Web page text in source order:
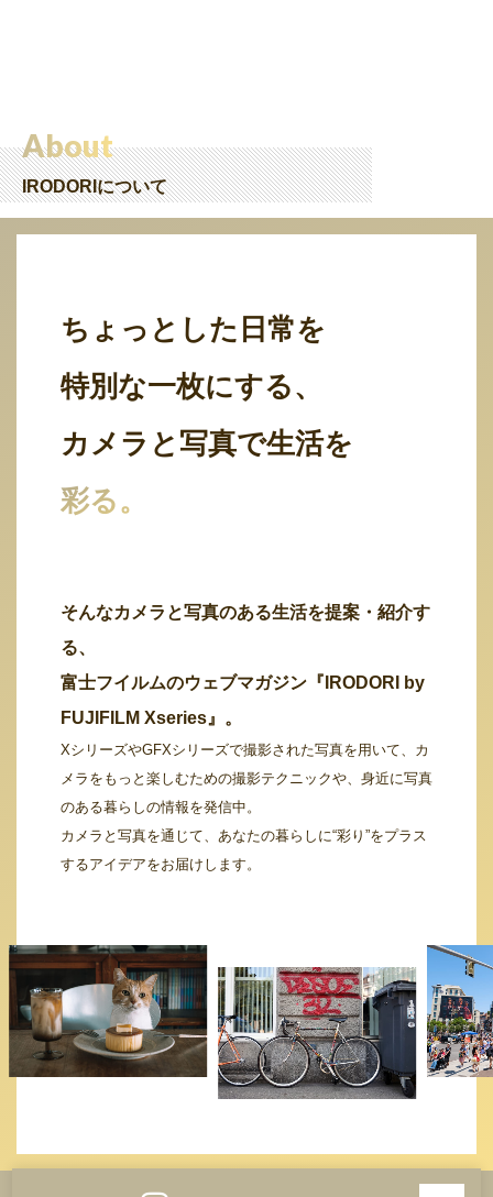
About
IRODORIについて
ちょっとした日常を
特別な一枚にする、
カメラと写真で生活を
彩る。
そんなカメラと写真のある生活を提案・紹介す
る、
富士フイルムのウェブマガジン『IRODORI by
FUJIFILM Xseries』。
XシリーズやGFXシリーズで撮影された写真を用いて、カ
メラをもっと楽しむための撮影テクニックや、身近に写真
のある暮らしの情報を発信中。
カメラと写真を通じて、あなたの暮らしに“彩り”をプラス
するアイデアをお届けします。